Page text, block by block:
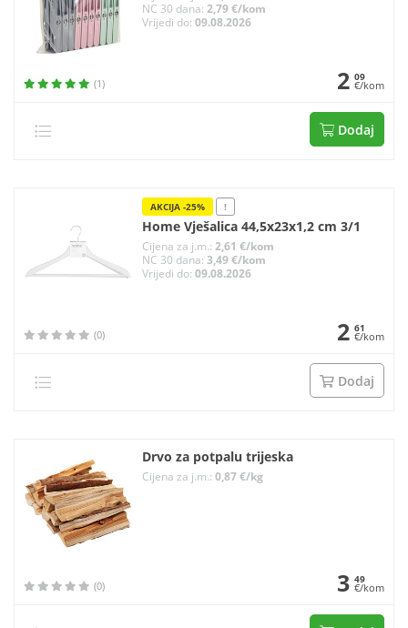
NC 30 dana: 2,79 €/kom
Vrijedi do: 09.08.2026
(1) 2 09
€/kom
Dodaj
AKCIJA -25% !
Home Vješalica 44,5x23x1,2 cm 3/1
Cijena za j.m.: 2,61 €/kom
NC 30 dana: 3,49 €/kom
Vrijedi do: 09.08.2026
(0) 2 61
€/kom
Dodaj
Drvo za potpalu trijeska
Cijena za j.m.: 0,87 €/kg
(0) 3 49
€/kom